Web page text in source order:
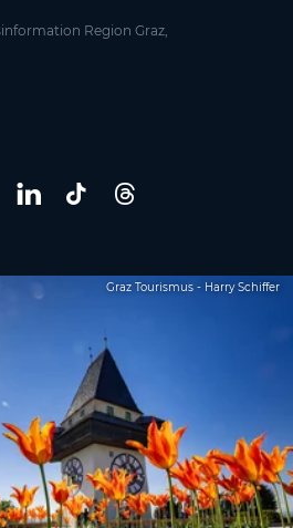
Region Graz,
Graz Tourismus - Harry Schiffer